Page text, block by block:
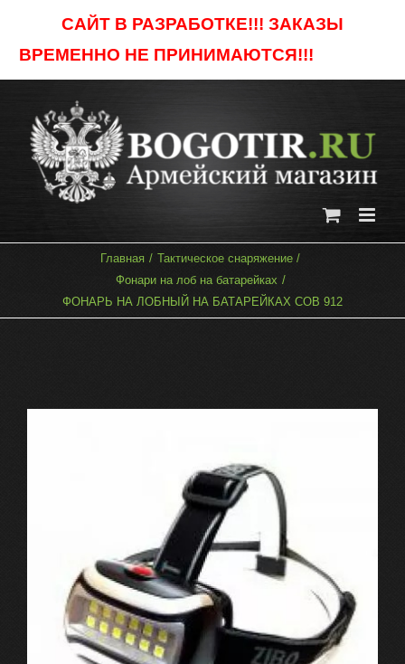
САЙТ В РАЗРАБОТКЕ!!! ЗАКАЗЫ
ВРЕМЕННО НЕ ПРИНИМАЮТСЯ!!!
content
Главная
Тактическое снаряжение
Фонари на лоб на батарейках
ФОНАРЬ НА ЛОБНЫЙ НА БАТАРЕЙКАХ COB 912